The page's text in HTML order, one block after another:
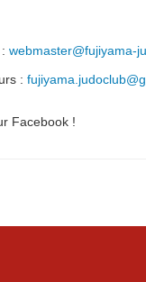
webmaster@fujiyama-
:
Facebook !